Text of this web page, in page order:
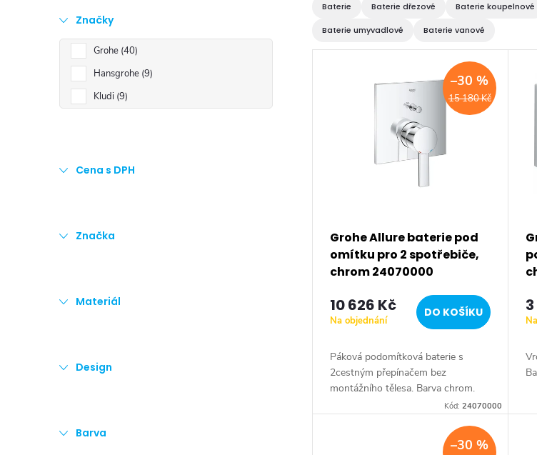
a
n
n
p
n
Značky
Grohe 40
Hansgrohe 9
Kludi 9
Cena s DPH
Značka
Materiál
Design
Barva
Baterie Baterie dřezové Baterie koupelnové
Baterie umyvadlové Baterie vanové
k
15 180 Kč
–30 %
Grohe Allure baterie pod
omítku pro 2 spotřebiče,
chrom 24070000
10 626 Kč
Na objednání
DO KOŠÍKU
Páková podomítková baterie s
2cestným přepínačem bez
montážního tělesa. Barva chrom.
Kód:24070000
–30 %